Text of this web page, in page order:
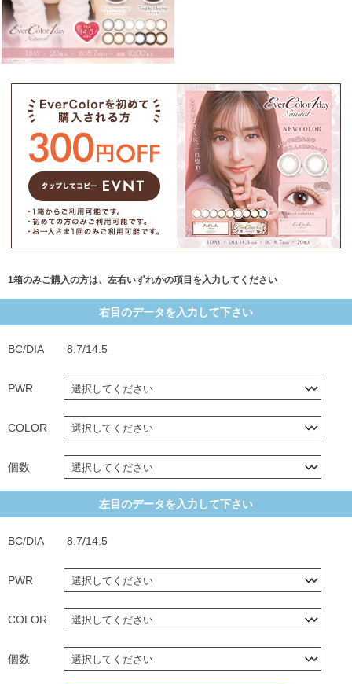
1箱のみご購入の方は、左右いずれかの項目を入力してください
右目のデータを入力して下さい
BC/DIA 8.7/14.5
PWR
COLOR
個数
左目のデータを入力して下さい
BC/DIA 8.7/14.5
PWR
COLOR
個数